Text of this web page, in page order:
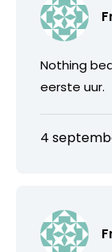
Nothing
eerste uur.
4